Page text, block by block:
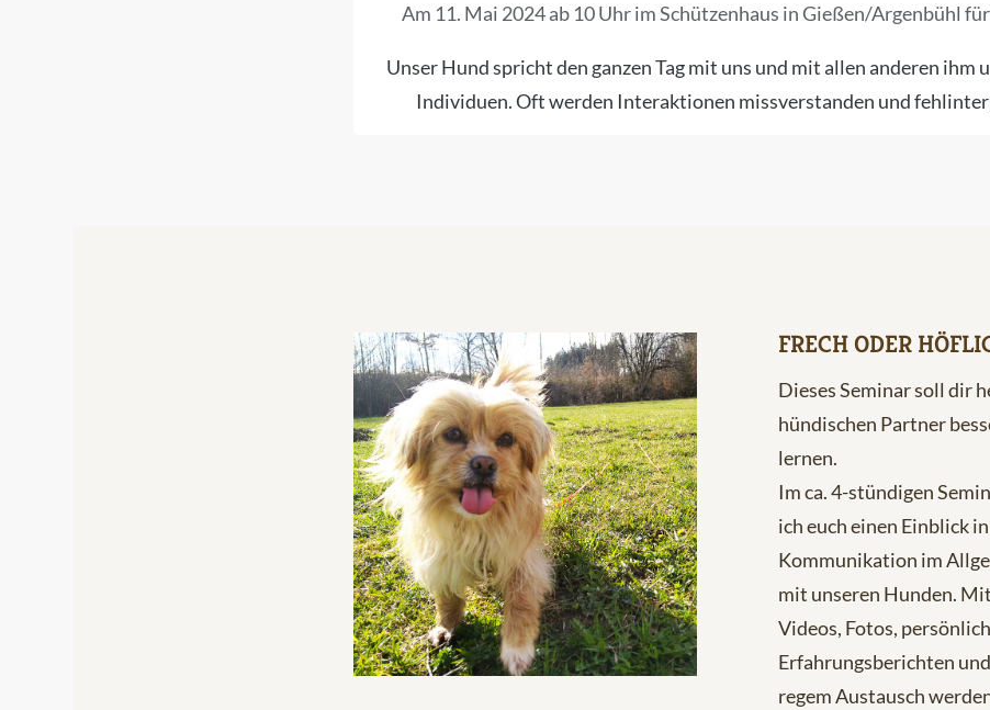
Am 11. Mai 2024 ab 10 Uhr im Schützenhaus in Gießen/Argenbühl
Unser Hund spricht den ganzen Tag mit uns und mit allen anderen ihm
Individuen. Oft werden Interaktionen missverstanden und
FRECH ODER
Dieses Seminar soll dir
hündischen Partner
lernen.
Im ca. 4-stündigen
ich euch einen Einblick
Kommunikation im
mit unseren Hunden.
Videos, Fotos,
Erfahrungsberichten
regem Austausch